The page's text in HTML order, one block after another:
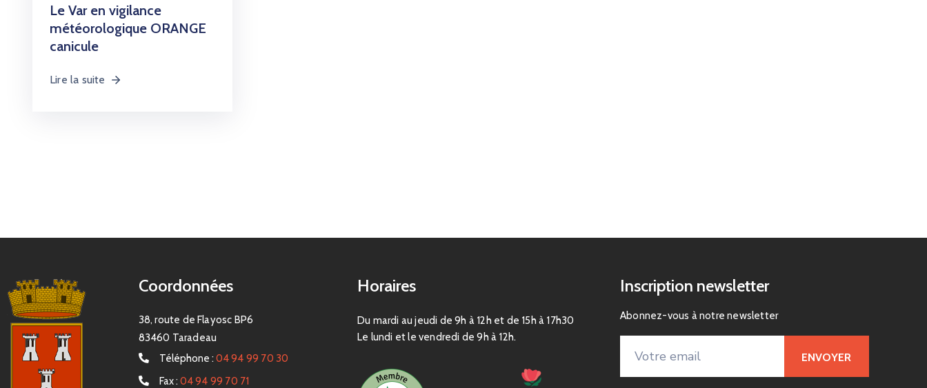
Le Var en vigilance
météorologique ORANGE
canicule
Lire la suite
Coordonnées
38, route de Flayosc BP6
83460 Taradeau
Téléphone : 04 94 99 70 30
Fax : 04 94 99 70 71
Horaires
Du mardi au jeudi de 9h à 12h et de 15h à 17h30
Le lundi et le vendredi de 9h à 12h.
Inscription newsletter
Abonnez-vous à notre newsletter